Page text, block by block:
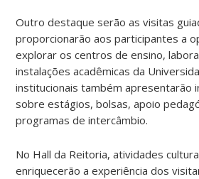
Outro destaque serão as visitas
proporcionarão aos participantes a
explorar os centros de ensino,
instalações acadêmicas da
institucionais também apresentarão
sobre estágios, bolsas, apoio
programas de intercâmbio.
No Hall da Reitoria, atividades
enriquecerão a experiência dos